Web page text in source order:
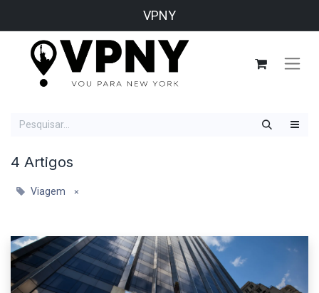
VPNY
4 Artigos
Viagem ×